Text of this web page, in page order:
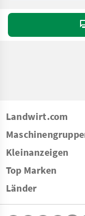
Landwirt.com
Kleinanzeigen
Top Marken
Länder